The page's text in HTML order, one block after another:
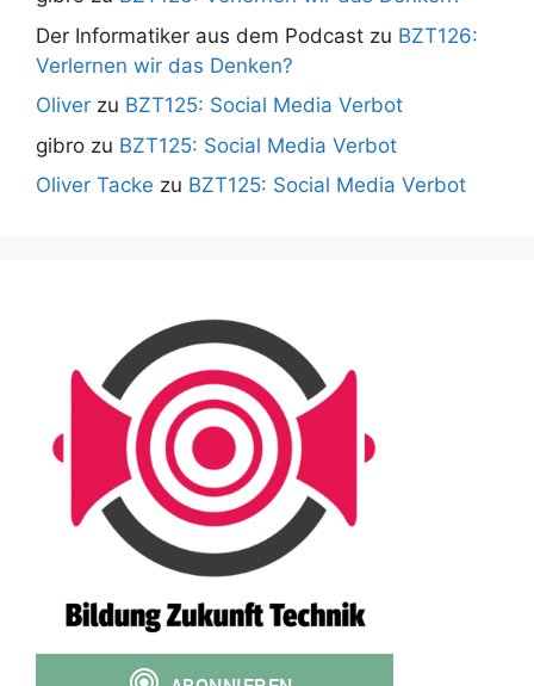
Der Informatiker aus dem Podcast zu BZT126:
Verlernen wir das Denken?
Oliver zu BZT125: Social Media Verbot
gibro zu BZT125: Social Media Verbot
Oliver Tacke zu BZT125: Social Media Verbot